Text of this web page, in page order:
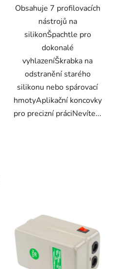
Obsahuje 7 profilovacích
nástrojů na
silikonŠpachtle pro
dokonalé
vyhlazeníŠkrabka na
odstranění starého
silikonu nebo spárovací
hmotyAplikační koncovky
pro precizní práciNevíte...